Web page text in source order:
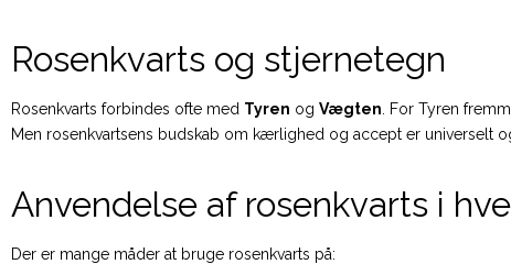
Rosenkvarts og stjernetegn
Rosenkvarts forbindes ofte med Tyren og Vægten . For Tyren
Men rosenkvartsens budskab om kærlighed og accept er universelt
Anvendelse af rosenkvarts i
Der er mange måder at bruge rosenkvarts på: